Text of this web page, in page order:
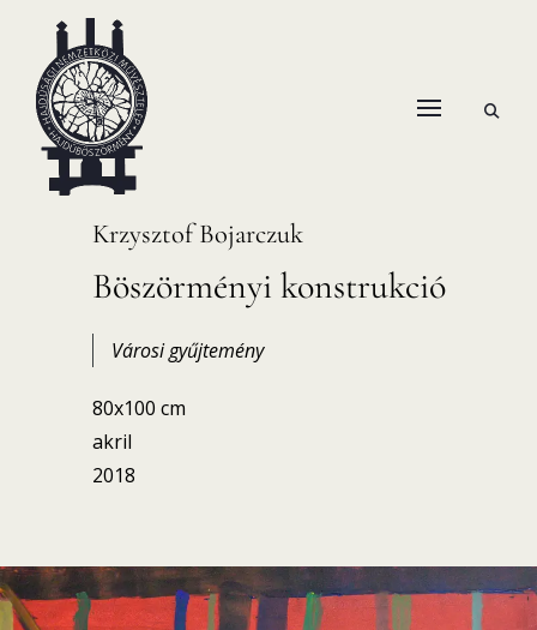
content
HANEMA – Hajdúsági Nemzetközi Művésztelep
open
Krzysztof Bojarczuk
Böszörményi konstrukció
Városi gyűjtemény
80x100 cm
akril
2018